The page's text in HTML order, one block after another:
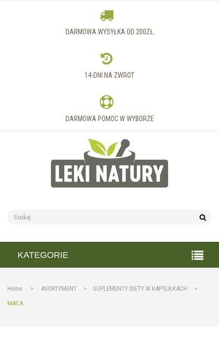
DARMOWA WYSYŁKA OD 200ZŁ
14-DNI NA ZWROT
DARMOWA POMOC W WYBORZE
KATEGORIE
Home > ASORTYMENT > SUPLEMENTY DIETY W KAPSUŁKACH
>
MACA